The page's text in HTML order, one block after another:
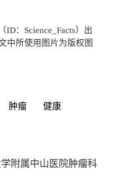
ID：Science_Facts）出
中所使用图片为版权图
肿瘤 健康
附属中山医院肿瘤科